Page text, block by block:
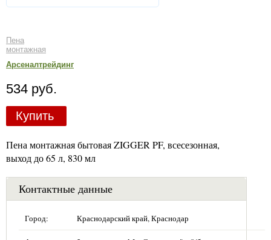
Пена
монтажная
Арсеналтрейдинг
534 руб.
Купить
Пена монтажная бытовая ZIGGER PF, всесезонная,
выход до 65 л, 830 мл
Контактные данные
Город: Краснодарский край, Краснодар